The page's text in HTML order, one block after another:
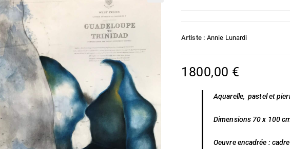
Artiste : Annie Lunardi
1800,00 €
Aquarelle, pastel et
Dimensions 70 x 100
Oeuvre encadrée :